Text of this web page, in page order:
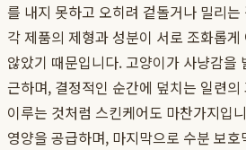
를 내지 못하고 오히려 겉돌거나 밀리
각 제품의 제형과 성분이 서로 조화롭
않았기 때문입니다. 고양이가 사냥감을
근하며, 결정적인 순간에 덮치는 일련
이루는 것처럼 스킨케어도 마찬가지입
영양을 공급하며, 마지막으로 수분 보